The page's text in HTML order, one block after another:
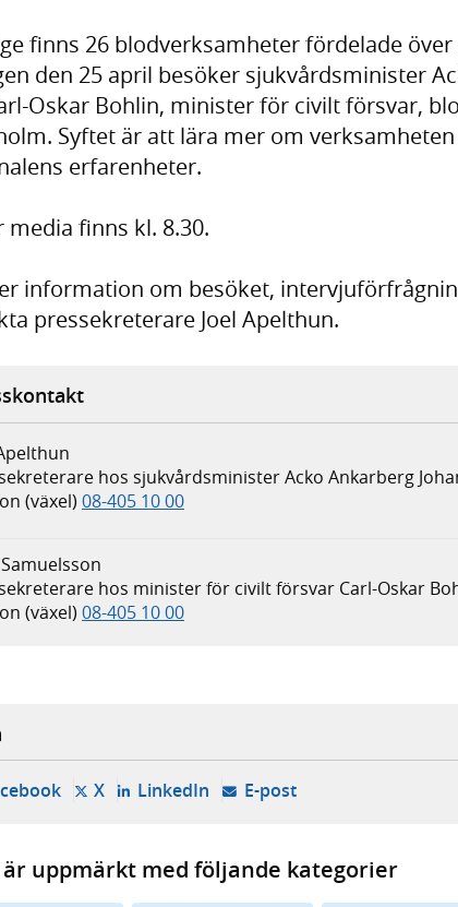
finns 26 blodverksamheter fördelade
den 25 april besöker sjukvårdsminister
Oskar Bohlin, minister för civilt försvar,
Syftet är att lära mer om
erfarenheter.
media finns kl. 8.30.
information om besöket,
pressekreterare Joel Apelthun.
hos sjukvårdsminister Acko Ankarberg
(växel) 08-405 10 00
hos minister för civilt försvar Carl-Oskar
(växel) 08-405 10 00
- öppnas i ny flik, extern webbplats,
X- öppnas i ny flik, extern webbplats,
LinkedIn- öppnas i ny flik, extern
E-post- öppnar din e-
är uppmärkt med följande kategorier